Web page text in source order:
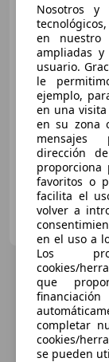
01/2023
150 kW (204
GESTICAN
ES-38639 LAS
Nosotros y
en nuestro
ampliadas
usuario.
le
ejemplo,
en una
en su zona
mensajes
dirección
proporciona
favoritos o
facilita el
volver a
en el uso a
Los
cookies/
que
completar
cookies/
se pueden